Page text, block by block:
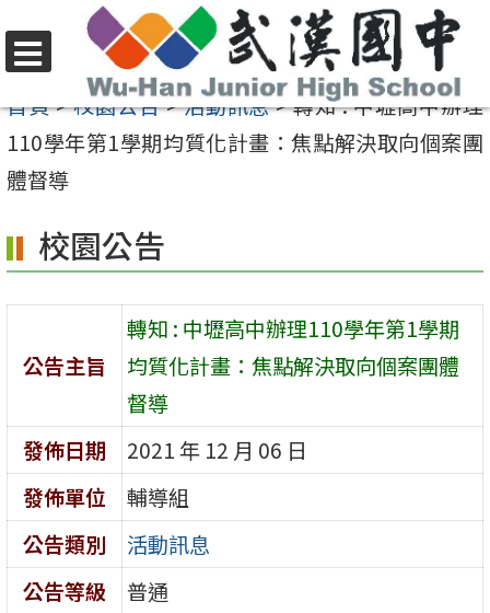
至
要
內
區
選
單
首頁>校園公告>活動訊息>轉知 : 中壢高中辦理
110學年第1學期均質化計畫：焦點解決取向個案團
體督導
校園公告
公告主旨
轉知 : 中壢高中辦理110學年第1學期
均質化計畫：焦點解決取向個案團體
督導
發佈日期
2021 年 12 月 06 日
發佈單位
輔導組
公告類別
活動訊息
公告等級
普通